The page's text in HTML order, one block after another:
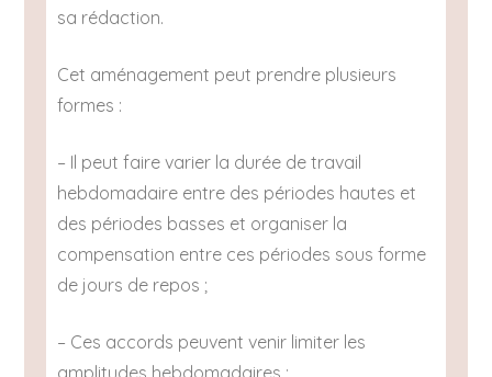
sa rédaction.
Cet aménagement peut prendre plusieurs
formes :
– Il peut faire varier la durée de travail
hebdomadaire entre des périodes hautes et
des périodes basses et organiser la
compensation entre ces périodes sous forme
de jours de repos ;
– Ces accords peuvent venir limiter les